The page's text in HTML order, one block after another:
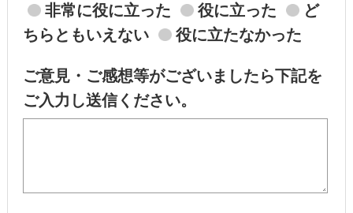
非常に役に立った
役に立った
ど
ちらともいえない
役に立たなかった
ご意見・ご感想等がございましたら下記を
ご入力し送信ください。